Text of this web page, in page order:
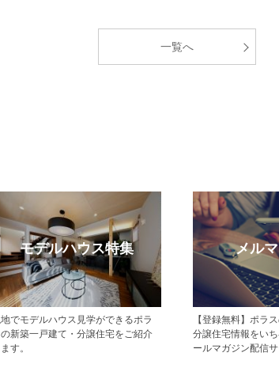
一覧へ
モデルハウス特集
でモデルハウス見学ができるポラ
新築一戸建て・分譲住宅をご紹介
す。
メル
【登録無料】ポラ
分譲住宅情報をい
ールマガジン配信サ